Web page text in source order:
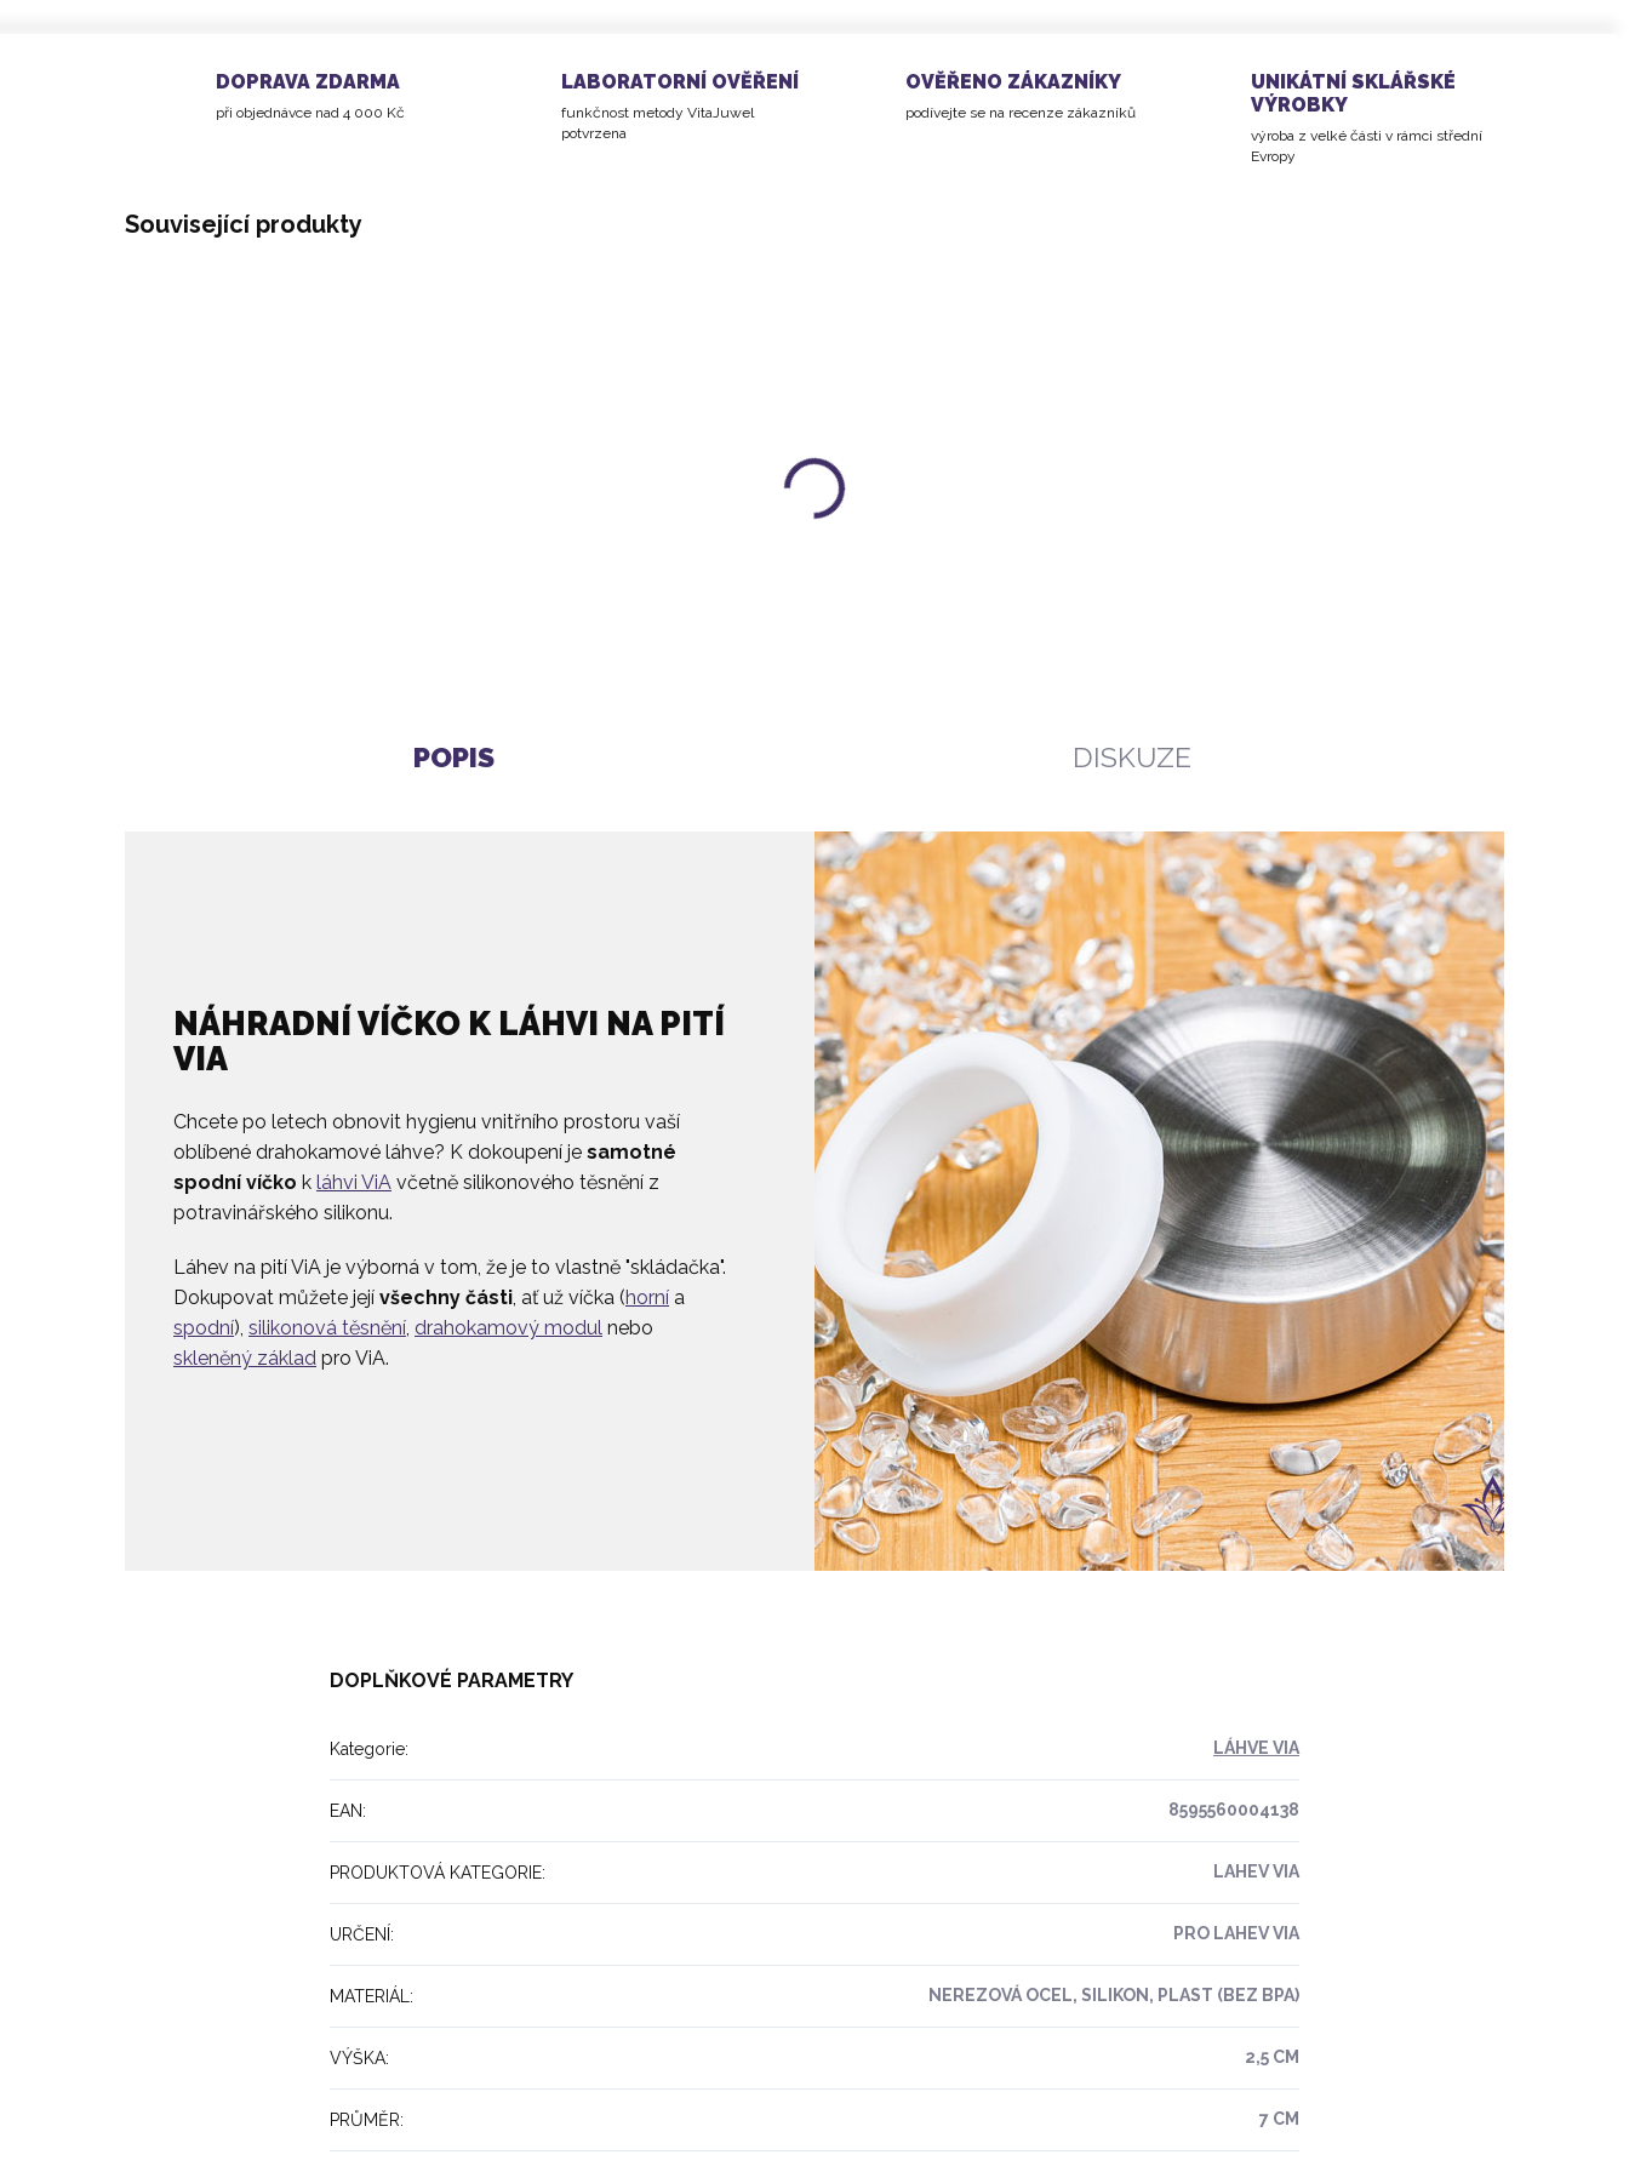
DOPRAVA ZDARMA
při objednávce nad 4 000 Kč
LABORATORNÍ OVĚŘENÍ
funkčnost metody VitaJuwel
potvrzena
OVĚŘENO ZÁKAZNÍKY
podívejte se na recenze zákazníků
UNIKÁTNÍ SKLÁŘSKÉ
VÝROBKY
výroba z velké části v rámci střední
Evropy
Související produkty
POPIS DISKUZE
NÁHRADNÍ VÍČKO K LÁHVI NA PITÍ
VIA
Chcete po letech obnovit hygienu vnitřního prostoru vaší
oblíbené drahokamové láhve? K dokoupení je samotné
spodní víčko k láhvi ViA včetně silikonového těsnění z
potravinářského silikonu.
Láhev na pití ViA je výborná v tom, že je to vlastně "skládačka".
Dokupovat můžete její všechny části , ať už víčka (horní a
spodní), silikonová těsnění drahokamový modul nebo
skleněný základ pro ViA.
DOPLŇKOVÉ PARAMETRY
Kategorie: LÁHVE VIA
EAN: 8595560004138
PRODUKTOVÁ KATEGORIE: LAHEV VIA
URČENÍ : PRO LAHEV VIA
MATERIÁL : NEREZOVÁ OCEL, SILIKON, PLAST (BEZ BPA)
VÝŠKA: 2,5 CM
PRŮMĚR: 7 CM